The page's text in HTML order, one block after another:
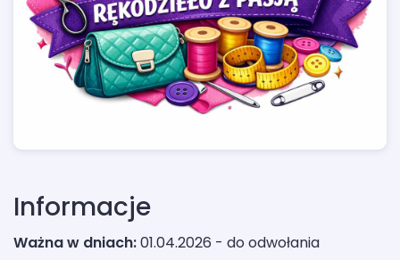
Informacje
Ważna w dniach:01.04.2026 - do odwołania